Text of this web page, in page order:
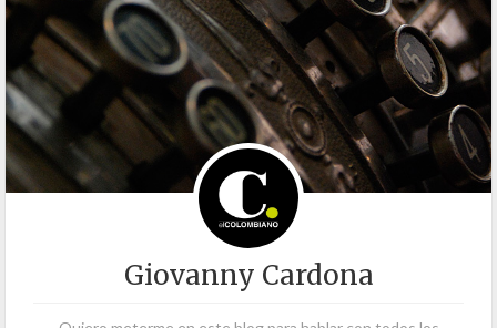
Giovanny Cardona